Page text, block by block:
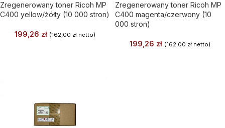
Zregenerowany toner Ricoh MP
C400 yellow/żółty (10 000 stron)
199,26 zł (162,00 zł netto)
Zregenerowany toner Ricoh MP
C400 magenta/czerwony (10
000 stron)
199,26 zł (162,00 zł netto)